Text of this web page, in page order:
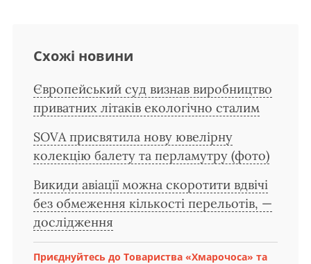
Схожі новини
Європейський суд визнав виробництво
приватних літаків екологічно сталим
SOVA присвятила нову ювелірну
колекцію балету та перламутру (фото)
Викиди авіації можна скоротити вдвічі
без обмеження кількості перельотів, —
дослідження
Приєднуйтесь до Товариства «Хмарочоса» та